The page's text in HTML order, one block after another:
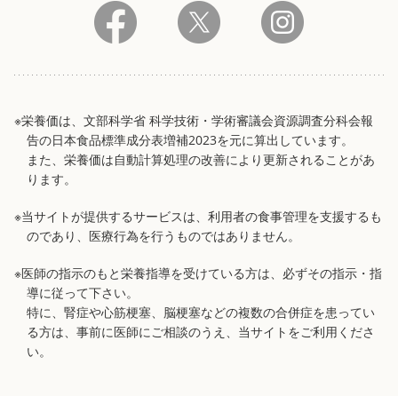
※栄養価は、文部科学省 科学技術・学術審議会資源調査分科会報
告の日本食品標準成分表増補2023を元に算出しています。
また、栄養価は自動計算処理の改善により更新されることがあ
ります。
※当サイトが提供するサービスは、利用者の食事管理を支援するも
のであり、医療行為を行うものではありません。
※医師の指示のもと栄養指導を受けている方は、必ずその指示・指
導に従って下さい。
特に、腎症や心筋梗塞、脳梗塞などの複数の合併症を患ってい
る方は、事前に医師にご相談のうえ、当サイトをご利用くださ
い。